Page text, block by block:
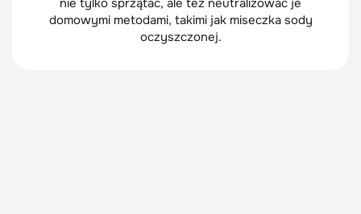
nie tylko sprzątać, ale też neutralizować je
domowymi metodami, takimi jak miseczka sody
oczyszczonej.